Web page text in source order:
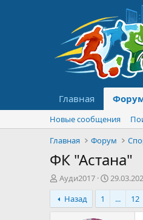
Главная
Новые сообщения
Главная
Форум
ФК "Астана"
А
в
т
о
Ауди2017
Д
а
а
Назад
1 ... 12